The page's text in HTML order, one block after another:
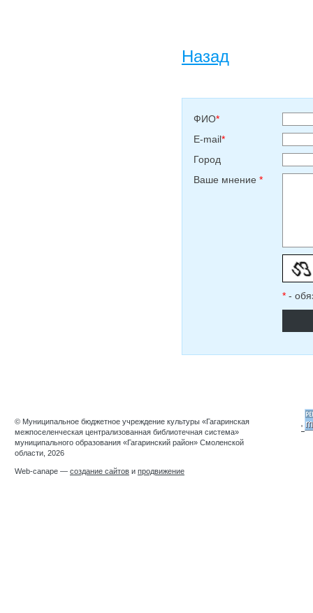
Назад
ФИО*
E-mail*
Город
Ваше мнение *
* -
© Муниципальное бюджетное учреждение культуры «Гагаринская
межпоселенческая централизованная библиотечная система»
муниципального образования «Гагаринский район» Смоленской
области, 2026
Web-canape — создание сайтов и продвижение
'